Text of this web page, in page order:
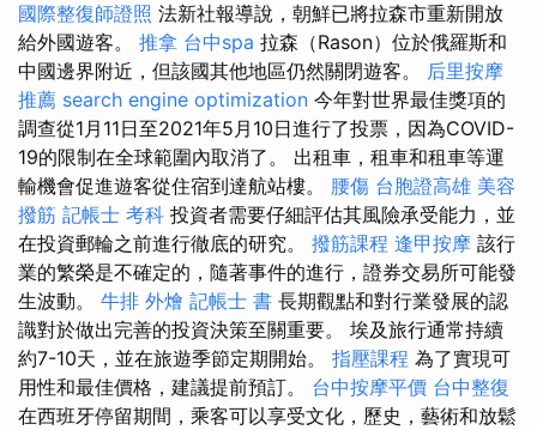
國際整復師證照 法新社報導說，朝鮮已將拉森市重新開放
給外國遊客。 推拿 台中spa 拉森（Rason）位於俄羅斯和
中國邊界附近，但該國其他地區仍然關閉遊客。 后里按摩
推薦 search engine optimization 今年對世界最佳獎項的
調查從1月11日至2021年5月10日進行了投票，因為COVID-
19的限制在全球範圍內取消了。 出租車，租車和租車等運
輸機會促進遊客從住宿到達航站樓。 腰傷 台胞證高雄 美容
撥筋 記帳士 考科 投資者需要仔細評估其風險承受能力，並
在投資郵輪之前進行徹底的研究。 撥筋課程 逢甲按摩 該行
業的繁榮是不確定的，隨著事件的進行，證券交易所可能發
生波動。 牛排 外燴 記帳士 書 長期觀點和對行業發展的認
識對於做出完善的投資決策至關重要。 埃及旅行通常持續
約7-10天，並在旅遊季節定期開始。 指壓課程 為了實現可
用性和最佳價格，建議提前預訂。 台中按摩平價 台中整復
在西班牙停留期間，乘客可以享受文化，歷史，藝術和放鬆